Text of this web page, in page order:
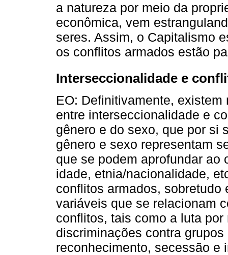
a natureza por meio da
econômica, vem
seres. Assim, o Capitalismo
os conflitos armados estão
Interseccionalidade e
EO: Definitivamente,
entre interseccionalidade e
gênero e do sexo, que por si
gênero e sexo representam
que se podem aprofundar ao
idade, etnia/nacionalidade,
conflitos armados,
variáveis que se relacionam
conflitos, tais como a luta
discriminações contra
reconhecimento, secessão e